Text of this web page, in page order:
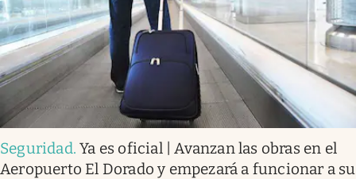
Seguridad.Ya es oficial | Avanzan las obras en el
Aeropuerto El Dorado y empezará a funcionar a su